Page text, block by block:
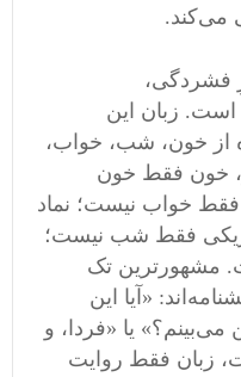
می‌کند.
فشردگی،
زبان این
از خون، شب، خواب،
خون فقط خون
خواب نیست؛ نماد
فقط شب نیست؛
مشهورترین تک‌
«آیا این
یا «فردا، و
زبان فقط روایت